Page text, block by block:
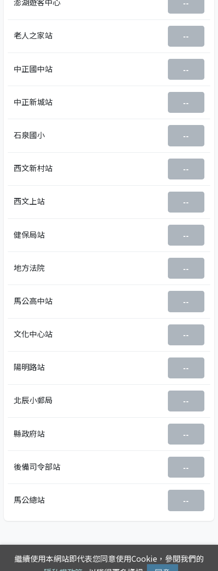
--
老人之家站 --
中正國中站 --
中正新城站 --
石泉國小 --
西文新村站 --
西文上站 --
健保局站 --
地方法院 --
馬公高中站 --
文化中心站 --
陽明路站 --
北辰小郵局 --
縣政府站 --
後備司令部站 --
馬公總站 --
繼續使用本網站即代表您同意使用Cookie，參閱我們的